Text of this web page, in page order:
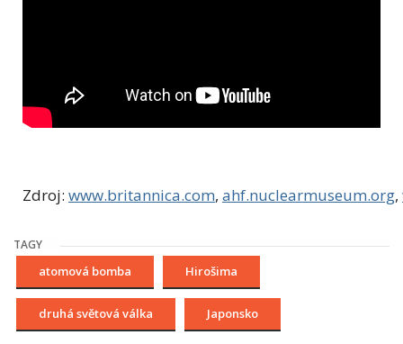
Zdroj: www.britannica.com, ahf.nuclearmuseum.org,
TAGY
atomová bomba Hirošima
druhá světová válka Japonsko